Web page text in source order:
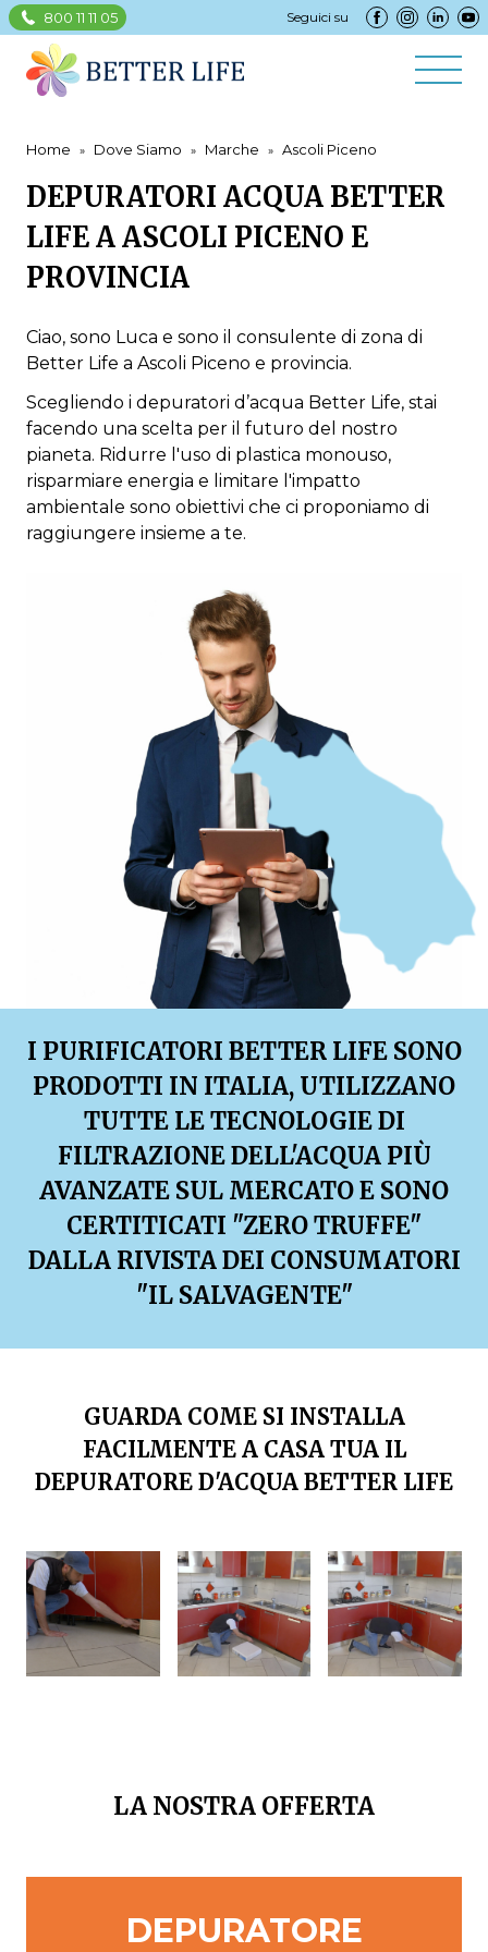
800 11 11 05 Seguici su
Home Dove Siamo Marche Ascoli Piceno
DEPURATORI ACQUA BETTER
LIFE A ASCOLI PICENO E
PROVINCIA
Ciao, sono Luca e sono il consulente di zona di
Better Life a Ascoli Piceno e provincia.
Scegliendo i depuratori d’acqua Better Life, stai
facendo una scelta per il futuro del nostro
pianeta. Ridurre l'uso di plastica monouso,
risparmiare energia e limitare l'impatto
ambientale sono obiettivi che ci proponiamo di
raggiungere insieme a te.
I PURIFICATORI BETTER LIFE SONO
PRODOTTI IN ITALIA, UTILIZZANO
TUTTE LE TECNOLOGIE DI
FILTRAZIONE DELL'ACQUA PIÙ
AVANZATE SUL MERCATO E SONO
CERTITICATI "ZERO TRUFFE"
DALLA RIVISTA DEI CONSUMATORI
"IL SALVAGENTE"
GUARDA COME SI INSTALLA
FACILMENTE A CASA TUA IL
DEPURATORE D'ACQUA BETTER LIFE
LA NOSTRA OFFERTA
DEPURATORE